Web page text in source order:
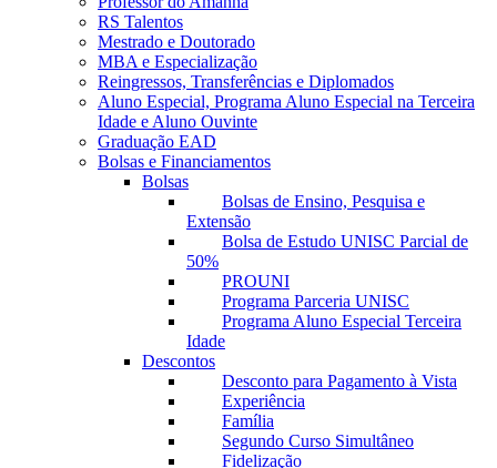
RS Talentos
Mestrado e Doutorado
MBA e Especialização
Reingressos, Transferências e Diplomados
Aluno Especial, Programa Aluno Especial na Terceira
Idade e Aluno Ouvinte
Graduação EAD
Bolsas e Financiamentos
Bolsas
Bolsas de Ensino, Pesquisa e
Extensão
Bolsa de Estudo UNISC Parcial de
50%
PROUNI
Programa Parceria UNISC
Programa Aluno Especial Terceira
Idade
Descontos
Desconto para Pagamento à Vista
Experiência
Família
Segundo Curso Simultâneo
Fidelização